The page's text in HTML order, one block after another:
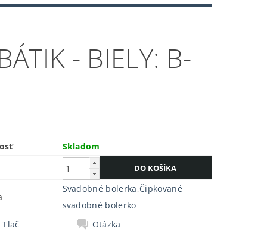
- BIELY: B-
Skladom
Svadobné bolerka,Čipkované
svadobné bolerko
Tlač
Otázka